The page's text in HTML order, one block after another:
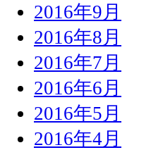
2016年9月
2016年8月
2016年7月
2016年6月
2016年5月
2016年4月